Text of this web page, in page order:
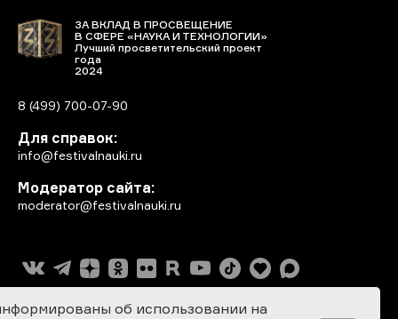
ЗА ВКЛАД В ПРОСВЕЩЕНИЕ
В СФЕРЕ «НАУКА И ТЕХНОЛОГИИ»
Лучший просветительский проект
года
2024
8 (499) 700-07-90
Для справок:
info@festivalnauki.ru
Модератор сайта:
moderator@festivalnauki.ru
об использовании на